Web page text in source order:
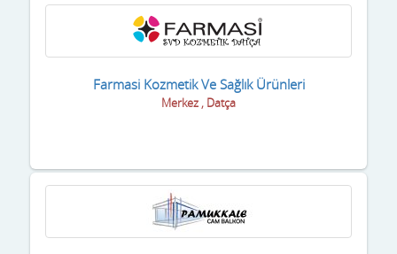
Farmasi Kozmetik Ve Sağlık Ürünleri
Merkez , Datça